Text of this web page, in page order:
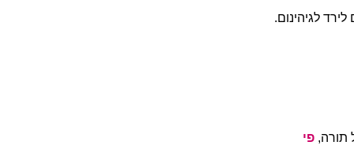
לגיהינום.
תורה, פי